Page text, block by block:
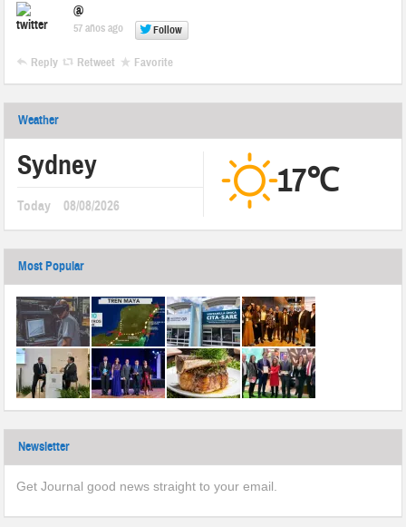
@
57 años ago Follow
Reply Retweet Favorite
Weather
Sydney
Today 08/08/2026
17℃
Most Popular
Newsletter
Get Journal good news straight to your email.